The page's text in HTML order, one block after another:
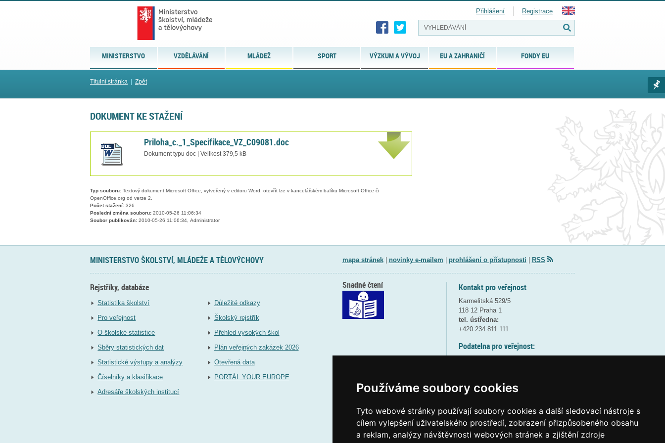
Používáme soubory cookies
Tyto webové stránky používají soubory cookies a další sledovací nástroje s
cílem vylepšení uživatelského prostředí, zobrazení přizpůsobeného obsahu
a reklam, analýzy návštěvnosti webových stránek a zjištění zdroje
MINISTERSTVO VZDĚLÁVÁNÍ MLÁDEŽ SPORT VÝZKUM A VÝVOJ EU A ZAHRANIČÍ FONDY EU
Přihlášení Registrace
Titulní stránka Zpět
DOKUMENT KE STAŽENÍ
Priloha_c._1_Specifikace_VZ_C09081.doc
Dokument typu doc | Velikost 379,5 kB
Typ souboru: Textový dokument Microsoft Office, vytvořený v editoru Word, otevřít lze v kancelářském balíku Microsoft Office či
OpenOffice.org od verze 2.
Počet stažení: 326
Poslední změna souboru: 2010-05-26 11:06:34
Soubor publikován: 2010-05-26 11:06:34, Administrator
MINISTERSTVO ŠKOLSTVÍ, MLÁDEŽE A TĚLOVÝCHOVY mapa stránek| novinky e-mailem prohlášení o přístupnosti RSS
Rejstříky, databáze
Statistika školství
Pro veřejnost
O školské statistice
Sběry statistických dat
Statistické výstupy a analýzy
Číselníky a klasifikace
Adresáře školských institucí
Důležité odkazy
Školský rejstřík
Přehled vysokých škol
Plán veřejných zakázek 2026
Otevřená data
PORTÁL YOUR EUROPE
Kontakt pro veřejnost
Karmelitská 529/5
118 12 Praha 1
tel. ústředna:
+420 234 811 111
Podatelna pro veřejnost:
(více informací
Elektronická podatelna:
posta@msmtgov cz
Snadné čtení